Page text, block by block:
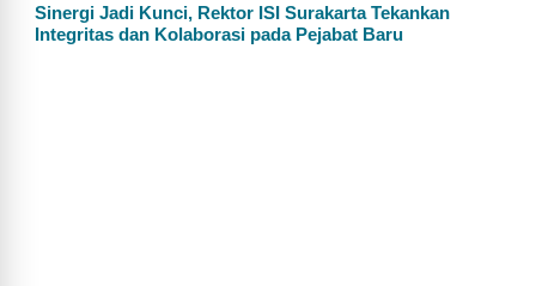
Sinergi Jadi Kunci, Rektor ISI Surakarta Tekankan
Integritas dan Kolaborasi pada Pejabat Baru